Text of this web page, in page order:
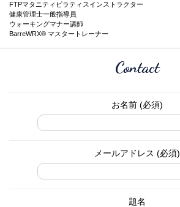
FTPマタニティピラティスインストラクター
健康管理士一般指導員
ウォーキングマナー講師
BarreWRX® マスタートレーナー
Contact
お名前 (必須)
メールアドレス (必須)
題名